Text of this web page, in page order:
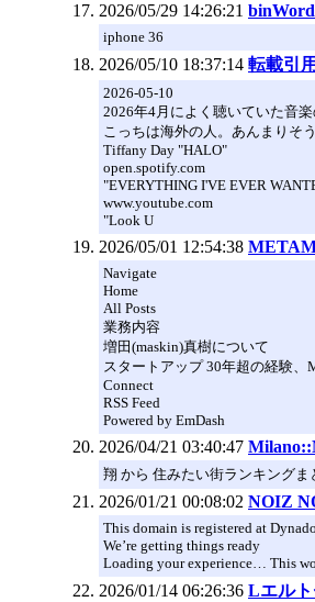
2026/05/29 14:26:21
iphone 36
2026/05/10 18:37:14 転載引
2026-05-10
2026年4月によく聴いていた音楽
こっちは海外の人。あんまりそ
Tiffany Day "HALO"
open.spotify.com
"EVERYTHING I'VE EVER
www.youtube.com
"Look U
2026/05/01 12:54:38
Navigate
Home
All Posts
業務内容
増田(maskin)真樹について
スタートアップ 30年超の経験
Connect
RSS Feed
Powered by EmDash
2026/04/21 03:40:47
翔 から 住みたい街ランキングま
2026/01/21 00:08:02 NOIZ
This domain is registered at
We’re getting things ready
Loading your experience… This
2026/01/14 06:26:36 Lエルト